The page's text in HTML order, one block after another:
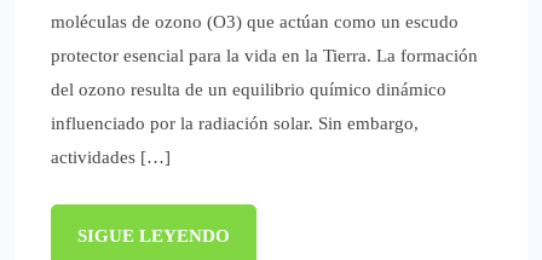
moléculas de ozono (O3) que actúan como un escudo
protector esencial para la vida en la Tierra. La formación
del ozono resulta de un equilibrio químico dinámico
influenciado por la radiación solar. Sin embargo,
actividades […]
SIGUE LEYENDO